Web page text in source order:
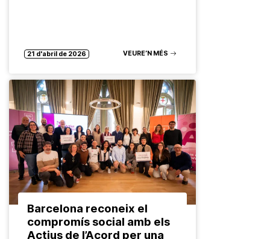
21 d'abril de 2026 VEURE’N MÉS
Barcelona reconeix el
compromís social amb els
Actius de l’Acord per una